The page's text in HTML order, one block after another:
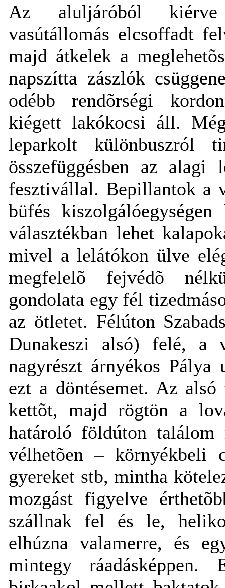
Az aluljáróból kiérve
vasútállomás elcsoffadt
majd átkelek a
napszítta zászlók
odébb rendõrségi
kiégett lakókocsi áll.
leparkolt különbuszról
összefüggésben az alagi
fesztivállal. Bepillantok a
büfés
választékban lehet
mivel a lelátókon ülve
megfelelõ fejvédõ
gondolata egy fél
az ötletet. Félúton
Dunakeszi alsó) felé, a
nagyrészt árnyékos
ezt a döntésemet. Az alsó
kettõt, majd rögtön a
határoló földúton
vélhetõen – környékbeli
gyereket stb, mintha
mozgást figyelve
szállnak fel és le,
elhúzna valamerre, és
mintegy